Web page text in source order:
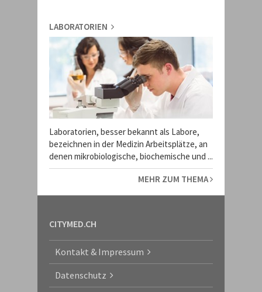
LABORATORIEN
Laboratorien, besser bekannt als Labore,
bezeichnen in der Medizin Arbeitsplätze, an
denen mikrobiologische, biochemische und ...
MEHR ZUM THEMA
CITYMED.CH
Kontakt & Impressum
Datenschutz